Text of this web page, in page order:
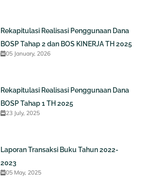
Rekapitulasi Realisasi Penggunaan Dana
BOSP Tahap 2 dan BOS KINERJA TH 2025
05 January, 2026
Rekapitulasi Realisasi Penggunaan Dana
BOSP Tahap 1 TH 2025
23 July, 2025
Laporan Transaksi Buku Tahun 2022-
2023
05 May, 2025